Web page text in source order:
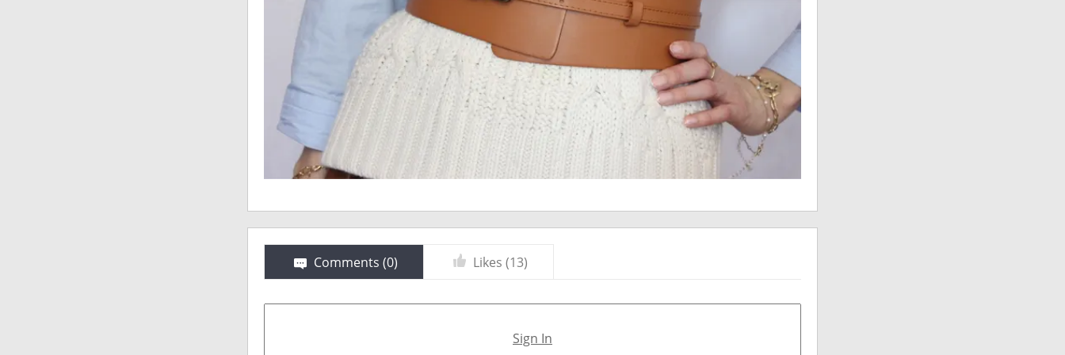
Comments (0) Likes (13)
Sign In